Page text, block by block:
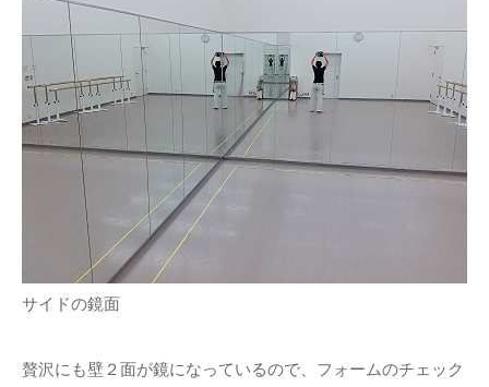
サイドの鏡面
贅沢にも壁２面が鏡になっているので、フォームのチェック